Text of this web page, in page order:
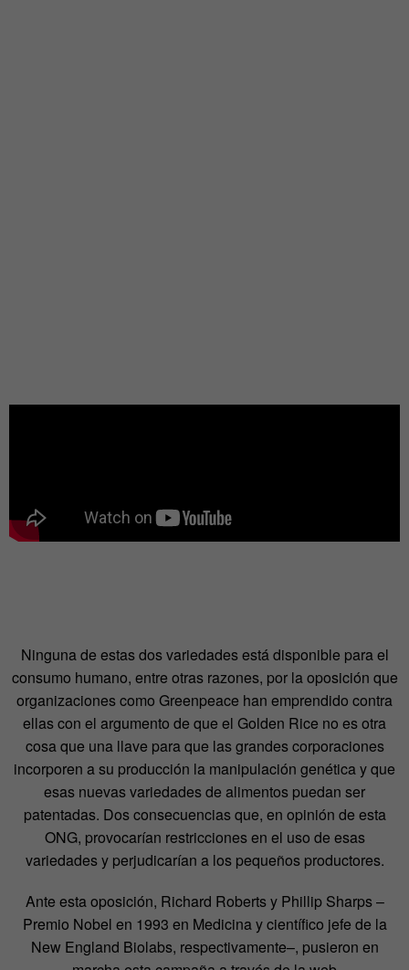
Ninguna de estas dos variedades está disponible para el
consumo humano, entre otras razones, por la oposición que
organizaciones como Greenpeace han emprendido contra
ellas con el argumento de que el Golden Rice no es otra
cosa que una llave para que las grandes corporaciones
incorporen a su producción la manipulación genética y que
esas nuevas variedades de alimentos puedan ser
patentadas. Dos consecuencias que, en opinión de esta
ONG, provocarían restricciones en el uso de esas
variedades y perjudicarían a los pequeños productores.
Ante esta oposición, Richard Roberts y Phillip Sharps –
Premio Nobel en 1993 en Medicina y científico jefe de la
New England Biolabs, respectivamente–, pusieron en